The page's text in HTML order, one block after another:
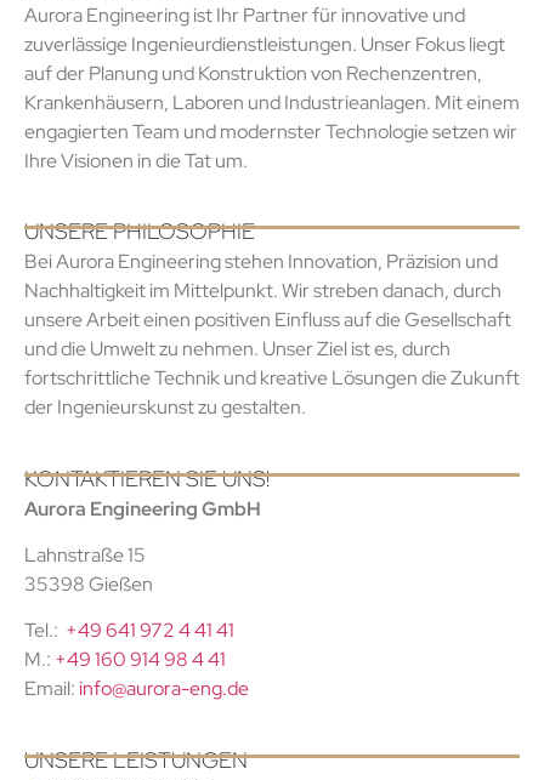
Aurora Engineering ist Ihr Partner für innovative und
zuverlässige Ingenieurdienstleistungen. Unser Fokus liegt
auf der Planung und Konstruktion von Rechenzentren,
Krankenhäusern, Laboren und Industrieanlagen. Mit einem
engagierten Team und modernster Technologie setzen wir
Ihre Visionen in die Tat um.
UNSERE PHILOSOPHIE
Bei Aurora Engineering stehen Innovation, Präzision und
Nachhaltigkeit im Mittelpunkt. Wir streben danach, durch
unsere Arbeit einen positiven Einfluss auf die Gesellschaft
und die Umwelt zu nehmen. Unser Ziel ist es, durch
fortschrittliche Technik und kreative Lösungen die Zukunft
der Ingenieurskunst zu gestalten.
KONTAKTIEREN SIE UNS!
Aurora Engineering GmbH
Lahnstraße 15
35398 Gießen
Tel.: +49 641 972 4 41 41
M.: +49 160 914 98 4 41
Email: info@aurora-eng.de
UNSERE LEISTUNGEN